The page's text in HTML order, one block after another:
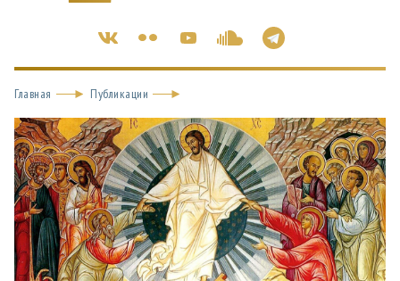
Главная Публикации